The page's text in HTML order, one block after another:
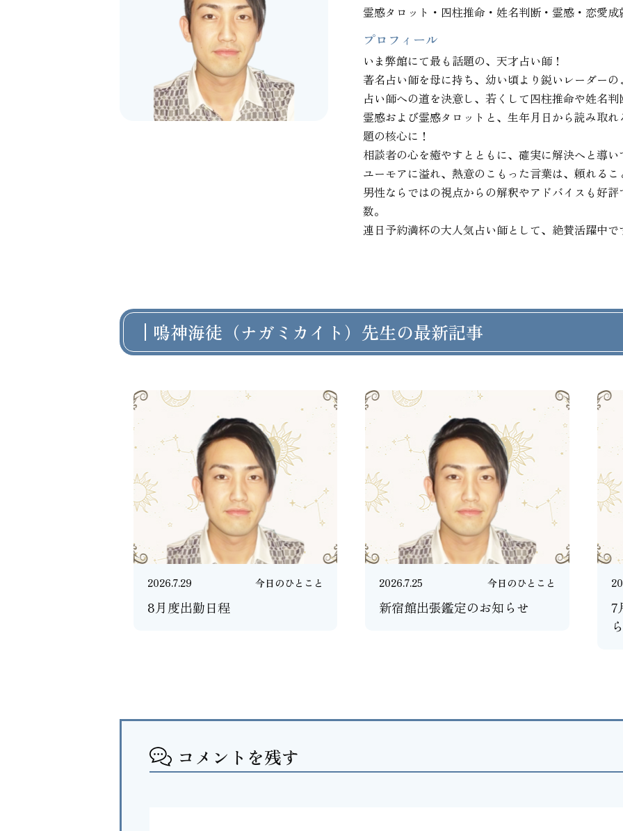
霊感タロット・四柱推命・姓名判断・霊感・恋愛成
プロフィール
いま弊館にて最も話題の、天才占い師！
著名占い師を母に持ち、幼い頃より鋭いレーダー
占い師への道を決意し、若くして四柱推命や姓名
霊感および霊感タロットと、生年月日から読み取
題の核心に！
相談者の心を癒やすとともに、確実に解決へと導
ユーモアに溢れ、熱意のこもった言葉は、頼れる
男性ならではの視点からの解釈やアドバイスも好
数。
連日予約満杯の大人気占い師として、絶賛活躍中で
鳴神海徒（ナガミカイト）先生の最新記事
2026.7.29 今日のひとこと
8月度出勤日程
2026.7.25 今日のひとこと
新宿館出張鑑定のお知らせ
7
コメントを残す